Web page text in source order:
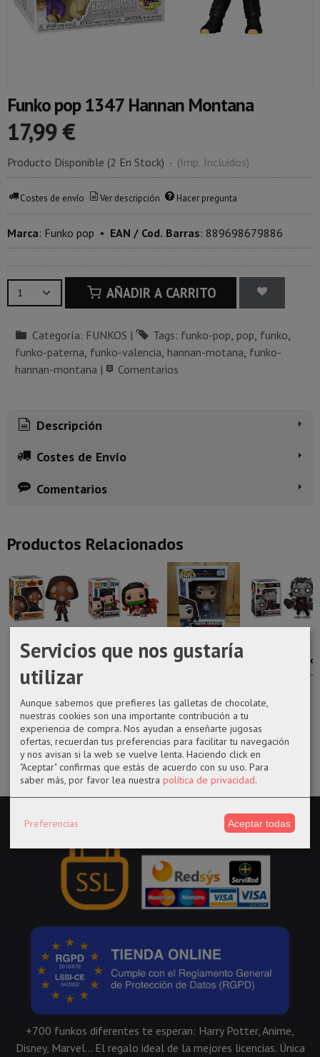
Funko pop 1347 Hannan Montana
17,99 €
Producto Disponible (2 En Stock) - (Imp. Incluidos)
Costes de envío Ver descripción Hacer pregunta
Marca: Funko pop • EAN / Cod. Barras: 889698679886
AÑADIR A CARRITO
Categoría: FUNKOS | Tags: funko-pop pop funko
funko-paterna funko-valencia hannan-motana funko-
hannan-montana | Comentarios
Descripción
Costes de Envío
Comentarios
Productos Relacionados
Funko pop
1113
Ratcatcher II
White...
14,50 €
Funko pop 868
Nezuko
17,99 €
Funko pop 826
de Agatha
14,50 €
1032 de Dead
Strange en...
14,50 €
+700 funkos diferentes te esperan: Harry Potter, Anime,
Disney, Marvel... El regalo ideal de la mejores licencias. Única
Servicios que nos gustaría
utilizar
Aunque sabemos que prefieres las galletas de chocolate,
nuestras cookies son una importante contribución a tu
experiencia de compra. Nos ayudan a enseñarte jugosas
ofertas, recuerdan tus preferencias para facilitar tu navegación
y nos avisan si la web se vuelve lenta. Haciendo click en
"Aceptar" confirmas que estás de acuerdo con su uso. Para
saber más, por favor lea nuestra política de privacidad.
Preferencias Aceptar todas